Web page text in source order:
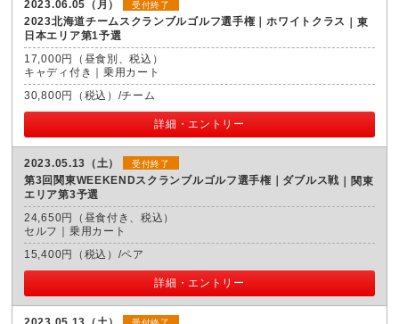
2023.06.05（月） 受付終了
2023北海道チームスクランブルゴルフ選手権｜ホワイトクラス
東
日本エリア第1予選
17,000円（昼食別、税込）
キャディ付き｜乗用カート
30,800円（税込）/チーム
詳細・エントリー
2023.05.13（土） 受付終了
第3回関東WEEKENDスクランブルゴルフ選手権｜ダブルス戦
関東
エリア第3予選
24,650円（昼食付き、税込）
セルフ｜乗用カート
15,400円（税込）/ペア
詳細・エントリー